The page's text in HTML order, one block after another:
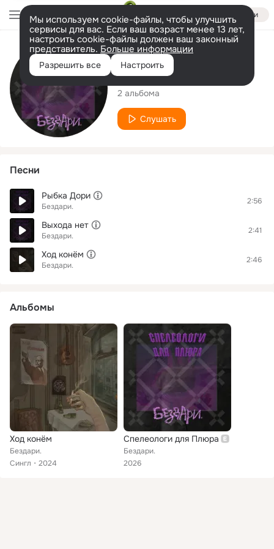
Войти
Мы используем cookie-файлы, чтобы улучшить
сервисы для вас. Если ваш возраст менее 13 лет,
настроить cookie-файлы должен ваш законный
представитель. Больше информации
Разрешить все Настроить
Исполнитель
Бездари.
2 альбома
Слушать
Песни
Рыбка Дори
Бездари.
2:56
Выхода нет
Бездари.
2:41
Ход конём
Бездари.
2:46
Альбомы
Ход конём
Бездари.
Сингл
2024
Спелеологи для Плюра
Бездари.
2026